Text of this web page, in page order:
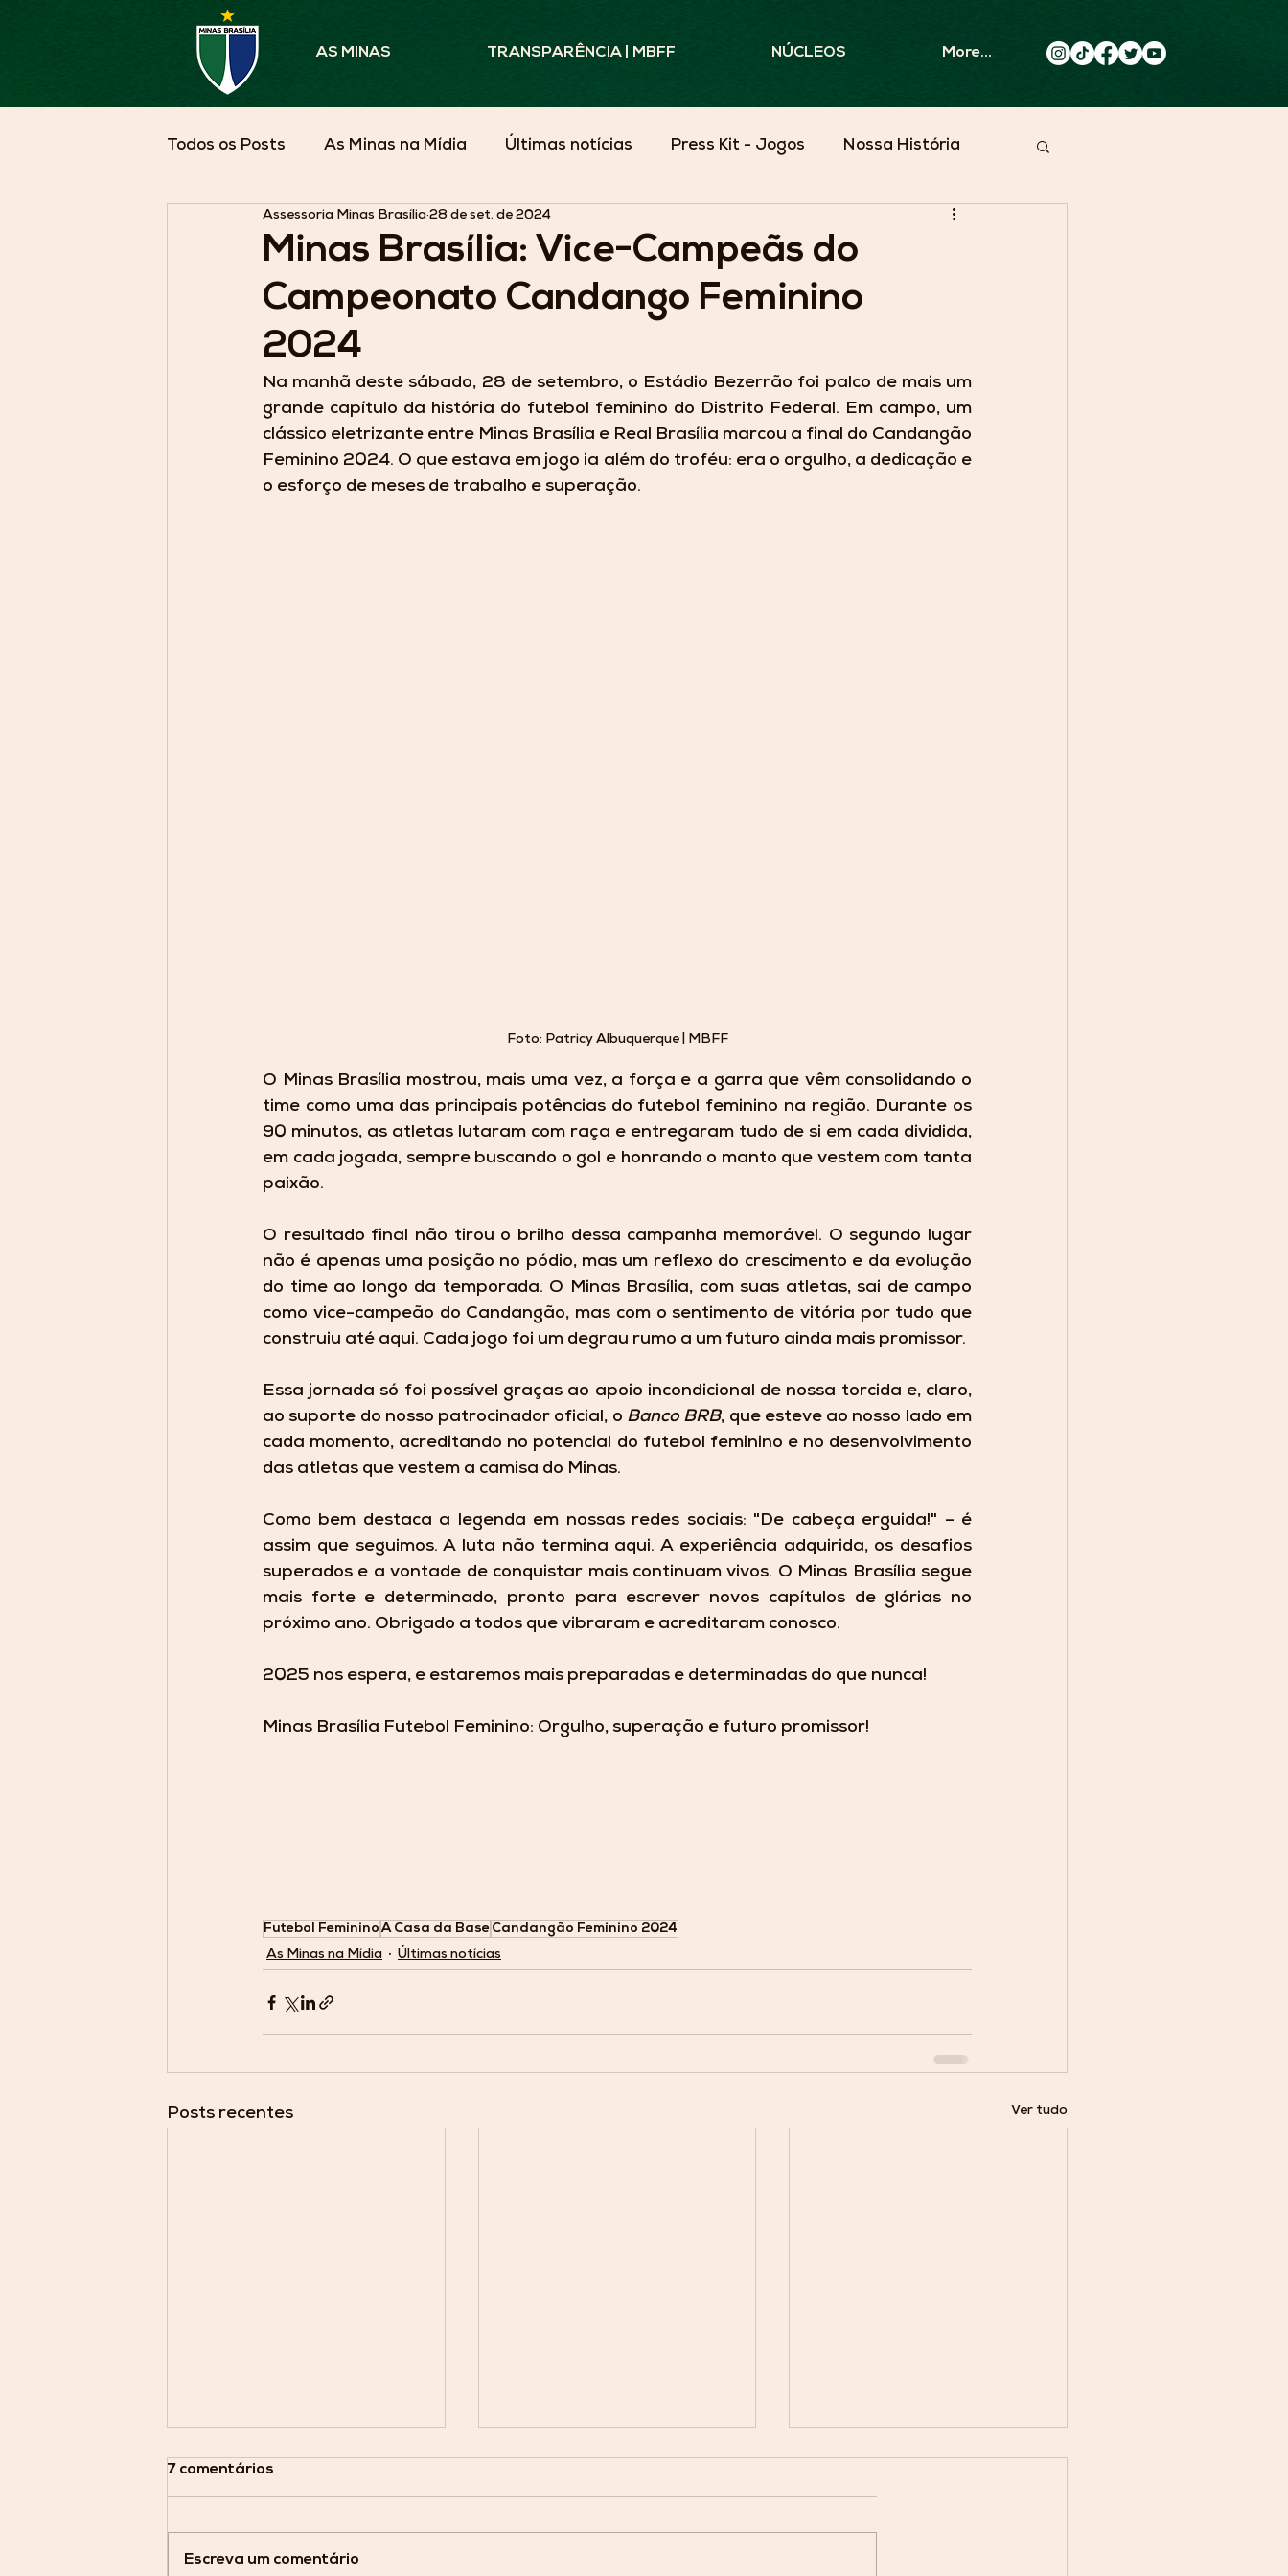
AS MINAS TRANSPARÊNCIA | MBFF NÚCLEOS More...
Todos os Posts As Minas na Mídia Últimas notícias Press Kit - Jogos Nossa História
Parceiros em Pauta As Minas Além do Campo
Minas Brasília: Vice-Campeãs do
Campeonato Candango Feminino
2024
Assessoria Minas Brasília 28 de set. de 2024
Na manhã deste sábado, 28 de setembro, o Estádio Bezerrão foi palco de mais um
grande capítulo da história do futebol feminino do Distrito Federal. Em campo, um
clássico eletrizante entre Minas Brasília e Real Brasília marcou a final do Candangão
Feminino 2024. O que estava em jogo ia além do troféu: era o orgulho, a dedicação e
o esforço de meses de trabalho e superação.
Foto: Patricy Albuquerque | MBFF
O Minas Brasília mostrou, mais uma vez, a força e a garra que vêm consolidando o
time como uma das principais potências do futebol feminino na região. Durante os
90 minutos, as atletas lutaram com raça e entregaram tudo de si em cada dividida,
em cada jogada, sempre buscando o gol e honrando o manto que vestem com tanta
paixão.
O resultado final não tirou o brilho dessa campanha memorável. O segundo lugar
não é apenas uma posição no pódio, mas um reflexo do crescimento e da evolução
do time ao longo da temporada. O Minas Brasília, com suas atletas, sai de campo
como vice-campeão do Candangão, mas com o sentimento de vitória por tudo que
construiu até aqui. Cada jogo foi um degrau rumo a um futuro ainda mais promissor.
Essa jornada só foi possível graças ao apoio incondicional de nossa torcida e, claro,
ao suporte do nosso patrocinador oficial, o Banco BRB, que esteve ao nosso lado em
cada momento, acreditando no potencial do futebol feminino e no desenvolvimento
das atletas que vestem a camisa do Minas.
Como bem destaca a legenda em nossas redes sociais: "De cabeça erguida!" – é
assim que seguimos. A luta não termina aqui. A experiência adquirida, os desafios
superados e a vontade de conquistar mais continuam vivos. O Minas Brasília segue
mais forte e determinado, pronto para escrever novos capítulos de glórias no
próximo ano. Obrigado a todos que vibraram e acreditaram conosco.
2025 nos espera, e estaremos mais preparadas e determinadas do que nunca!
Minas Brasília Futebol Feminino: Orgulho, superação e futuro promissor!
Futebol Feminino A Casa da Base Candangão Feminino 2024
As Minas na Mídia Últimas notícias
Posts recentes Ver tudo
7 comentários
Escreva um comentário